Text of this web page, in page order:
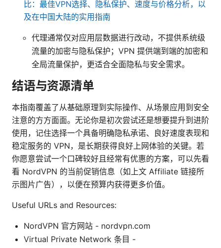
比：最佳VPN选择、隐私保护、速度与价格分析，以
及在中国大陆的实用指南
代理通常仅对应用层数据进行改动，不提供系统级
流量的加密与隐私保护；VPN 提供端到端的加密和
全局流量保护，更适合全面隐私与安全需求。
结语与资源清单
本指南覆盖了从基础原理到实际操作、从场景应用到安全
注意的方方面面。无论你是初次尝试还是想要提升到进阶
使用，记住选择一个具备明确隐私承诺、良好速度表现和
稳定服务的 VPN，是长期获得良好上网体验的关键。若
你愿意尝试一个口碑较好且经常有优惠的方案，可以先看
看 NordVPN 的当前促销信息（如上文 Affiliate 链接所
示图片广告），以便在预算内获得更多价值。
Useful URLs and Resources:
NordVPN 官方网站 - nordvpn.com
Virtual Private Network 条目 -